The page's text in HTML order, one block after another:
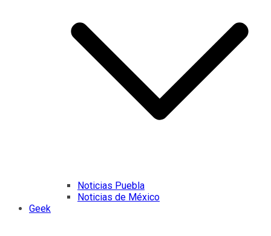
Noticias Puebla
Noticias de México
Geek